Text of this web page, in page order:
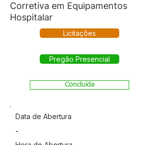
Corretiva em Equipamentos
Hospitalar
Licitações
Pregão Presencial
Concluída
Data de Abertura
-